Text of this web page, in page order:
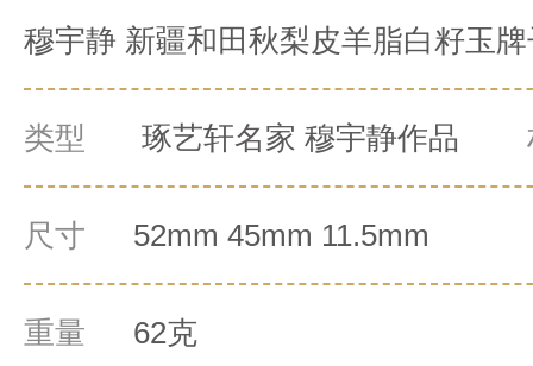
穆宇静 新疆和田秋梨皮羊脂白籽玉
类型 琢艺轩名家 穆宇静作品
尺寸 52mm 45mm 11.5mm
重量 62克